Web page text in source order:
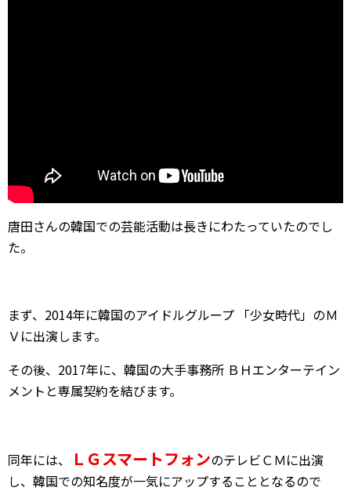
唐田さんの韓国での芸能活動は長きにわたっていたのでし
た。
まず、2014年に韓国のアイドルグループ 「少女時代」のＭ
Ｖに出演します。
その後、2017年に、韓国の大手事務所 ＢＨエンターテイン
メントと専属契約を結びます。
同年には、 ＬＧスマートフォンのテレビＣＭに出演
し、韓国での知名度が一気にアップすることとなるので